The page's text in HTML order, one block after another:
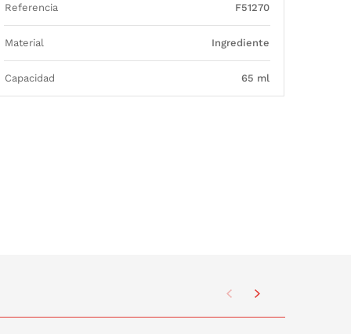
Referencia F51270
Material Ingrediente
Capacidad 65 ml